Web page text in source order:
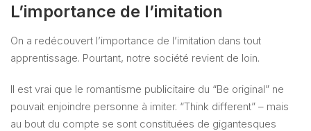
L’importance de l’imitation
On a redécouvert l’importance de l’imitation dans tout
apprentissage. Pourtant, notre société revient de loin.
Il est vrai que le romantisme publicitaire du “Be original” ne
pouvait enjoindre personne à imiter. “Think different” – mais
au bout du compte se sont constituées de gigantesques